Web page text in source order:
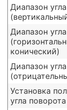
Диапазон
Диапазон
конический)
Диапазон
Установка
угла поворота